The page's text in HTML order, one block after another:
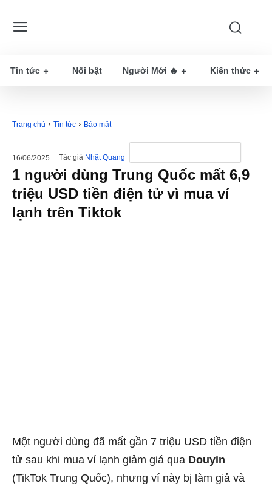
Tin tức Nổi bật Người Mới 🔥 Kiến thức
Trang chủ Tin tức Bảo mật
16/06/2025 Tác giả Nhật Quang
1 người dùng Trung Quốc mất 6,9
triệu USD tiền điện tử vì mua ví
lạnh trên Tiktok
Một người dùng đã mất gần 7 triệu USD tiền điện
tử sau khi mua ví lạnh giảm giá qua Douyin
(TikTok Trung Quốc), nhưng ví này bị làm giả và